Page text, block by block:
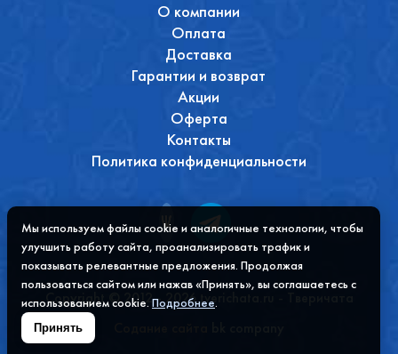
О компании
Оплата
Доставка
Гарантии и возврат
Акции
Оферта
Контакты
Политика конфиденциальности
Copyright © 2012 - 2026 tverichata.ru - Тверичата
Мы используем файлы cookie и аналогичные технологии, чтобы
улучшить работу сайта, проанализировать трафик и
показывать релевантные предложения. Продолжая
пользоваться сайтом или нажав «Принять», вы соглашаетесь с
использованием cookie. Подробнее.
Принять